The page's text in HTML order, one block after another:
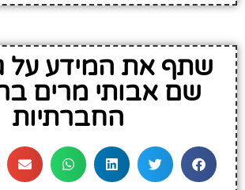
שתף את המידע על
שם אבותי מרים
החברתיות